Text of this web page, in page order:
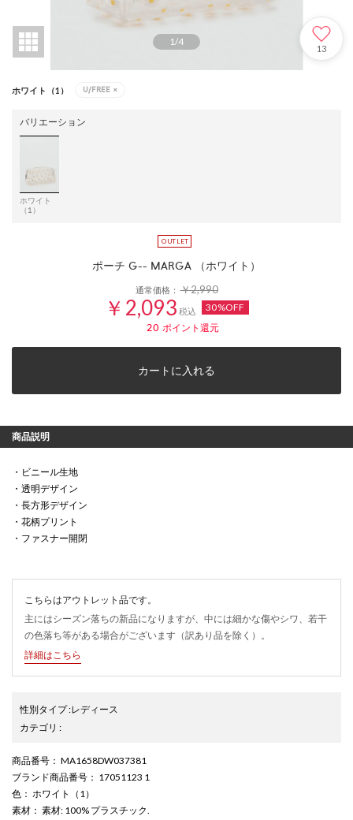
1/4
13
ホワイト（1） U/FREE ×
バリエーション
ホワイト
（1）
ポーチ G-- MARGA （ホワイト）
通常価格：￥2,990
￥2,093 税込 30%OFF
20 ポイント還元
カートに入れる
商品説明
・ビニール生地
・透明デザイン
・長方形デザイン
・花柄プリント
・ファスナー開閉
こちらはアウトレット品です。
主にはシーズン落ちの新品になりますが、中には細かな傷やシワ、若干
の色落ち等がある場合がございます（訳あり品を除く）。
詳細はこちら
性別タイプ:レディース
カテゴリ :
商品番号 ： MA1658DW037381
ブランド商品番号 ： 17051123 1
色 ： ホワイト（1）
素材 ： 素材: 100% プラスチック.